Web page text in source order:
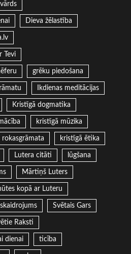
Dieva žēlastība
Tevi
grēku piedošana
Ikdienas meditācijas
Kristīgā dogmatika
kristīgā mūzika
kristīgā ētika
Lutera citāti lūgšana
Mārtiņš Luters
kopā ar Luteru
Svētais Gars
Raksti
dienai ticība